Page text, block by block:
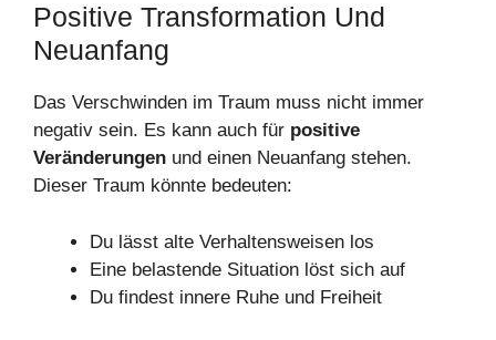
Positive Transformation Und
Neuanfang
Das Verschwinden im Traum muss nicht immer
negativ sein. Es kann auch für positive
Veränderungen und einen Neuanfang stehen.
Dieser Traum könnte bedeuten:
Du lässt alte Verhaltensweisen los
Eine belastende Situation löst sich auf
Du findest innere Ruhe und Freiheit